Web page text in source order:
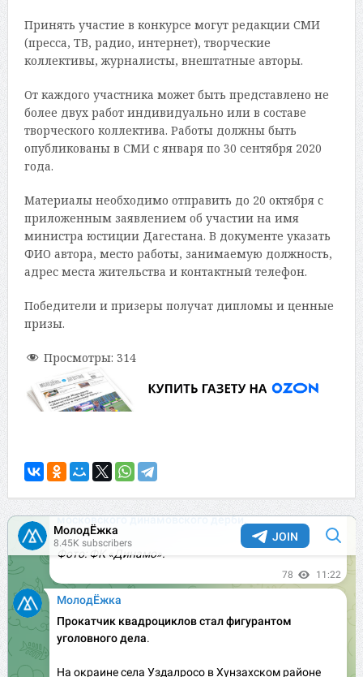
Принять участие в конкурсе могут редакции СМИ
(пресса, ТВ, радио, интернет), творческие
коллективы, журналисты, внештатные авторы.
От каждого участника может быть представлено не
более двух работ индивидуально или в составе
творческого коллектива. Работы должны быть
опубликованы в СМИ с января по 30 сентября 2020
года.
Материалы необходимо отправить до 20 октября с
приложенным заявлением об участии на имя
министра юстиции Дагестана. В документе указать
ФИО автора, место работы, занимаемую должность,
адрес места жительства и контактный телефон.
Победители и призеры получат дипломы и ценные
призы.
Просмотры: 314